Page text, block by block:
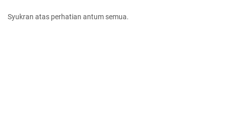
Syukran atas perhatian antum semua.